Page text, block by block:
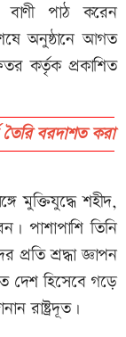
বাণী পাঠ করেন
অনুষ্ঠানে আগত
কর্তৃক প্রকাশিত
তৈরি বরদাশত করা
মুক্তিযুদ্ধে শহীদ,
পাশাপাশি তিনি
শ্রদ্ধা জ্ঞাপন
দেশ হিসেবে গড়ে
রাষ্ট্রদূত।